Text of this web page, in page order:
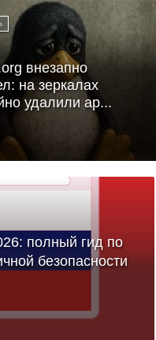
внезапно
на зеркалах
удалили ар...
полный гид по
безопасности